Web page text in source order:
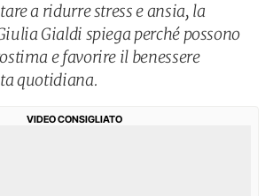
a ridurre stress e ansia, la
Gialdi spiega perché possono
e favorire il benessere
quotidiana.
VIDEO CONSIGLIATO